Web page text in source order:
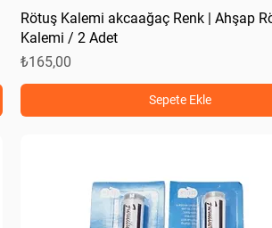
Rötuş Kalemi akcaağaç Renk | Ahşap
Kalemi / 2 Adet
Fiyat
₺165,00
Sepete Ekle